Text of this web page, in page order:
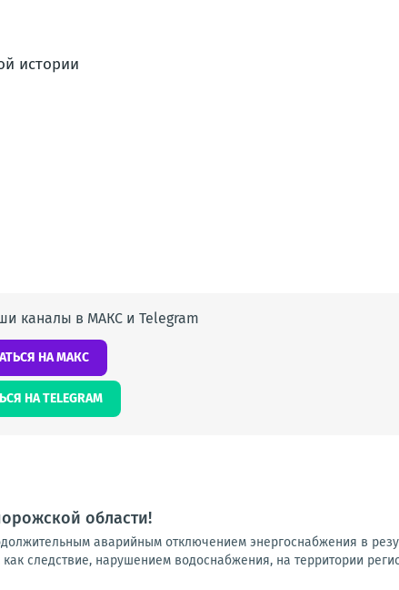
истории
каналы в МАКС и Telegram
НА МАКС
НА TELEGRAM
области!
аварийным отключением энергоснабжения в
следствие, нарушением водоснабжения, на территории